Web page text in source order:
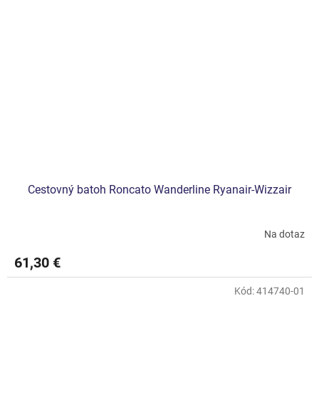
Cestovný batoh Roncato Wanderline Ryanair-Wizzair
Na dotaz
61,30 €
Kód:414740-01